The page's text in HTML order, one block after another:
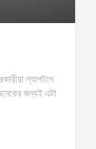
ল্যাপটপে
জন্যই এটা